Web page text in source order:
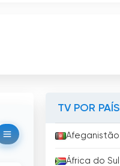
TV POR PAÍS
Afeganistão
África do Sul